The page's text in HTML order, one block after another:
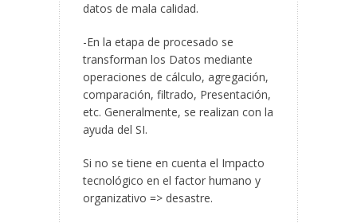
datos de mala calidad.
-En la etapa de procesado se
transforman los Datos mediante
operaciones de cálculo, agregación,
comparación, filtrado, Presentación,
etc. Generalmente, se realizan con la
ayuda del SI.
Si no se tiene en cuenta el Impacto
tecnológico en el factor humano y
organizativo => desastre.